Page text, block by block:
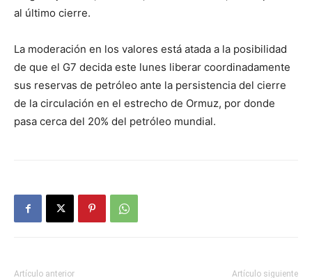
al último cierre.
La moderación en los valores está atada a la posibilidad
de que el G7 decida este lunes liberar coordinadamente
sus reservas de petróleo ante la persistencia del cierre
de la circulación en el estrecho de Ormuz, por donde
pasa cerca del 20% del petróleo mundial.
Artículo anterior Artículo siguiente